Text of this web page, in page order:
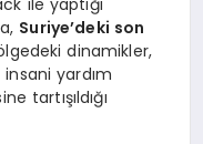
Suriye’deki son
dinamikler,
yardım
tartışıldığı